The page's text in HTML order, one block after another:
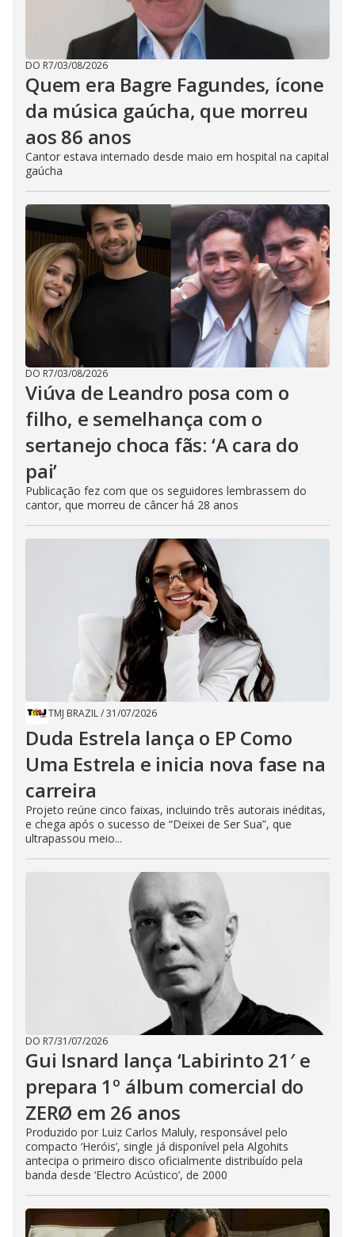
DO R7/03/08/2026
Quem era Bagre Fagundes, ícone
da música gaúcha, que morreu
aos 86 anos
Cantor estava internado desde maio em hospital na capital
gaúcha
DO R7/03/08/2026
Viúva de Leandro posa com o
filho, e semelhança com o
sertanejo choca fãs: ‘A cara do
pai’
Publicação fez com que os seguidores lembrassem do
cantor, que morreu de câncer há 28 anos
TMJ BRAZIL/31/07/2026
Duda Estrela lança o EP Como
Uma Estrela e inicia nova fase na
carreira
Projeto reúne cinco faixas, incluindo três autorais inéditas,
e chega após o sucesso de “Deixei de Ser Sua”, que
ultrapassou meio...
DO R7/31/07/2026
Gui Isnard lança ‘Labirinto 21′ e
prepara 1º álbum comercial do
ZERØ em 26 anos
Produzido por Luiz Carlos Maluly, responsável pelo
compacto ‘Heróis’, single já disponível pela Algohits
antecipa o primeiro disco oficialmente distribuído pela
banda desde ‘Electro Acústico’, de 2000